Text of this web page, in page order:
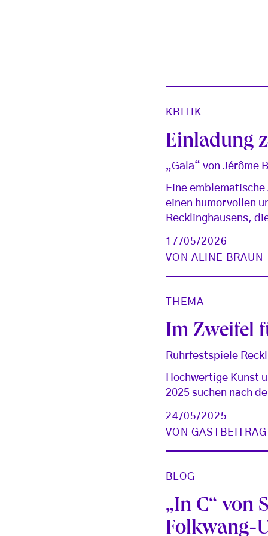
KRITIK
Einladung
„Gala“ von Jérôme
Eine
einen humorvollen
Recklinghausens,
17/05/2026
VON ALINE BRAUN
THEMA
Im Zweifel
Ruhrfestspiele
Hochwertige Kunst
2025 suchen nach
24/05/2025
VON GASTBEITRAG
BLOG
„In C“ von
Folkwang-